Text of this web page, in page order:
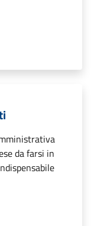
da farsi in